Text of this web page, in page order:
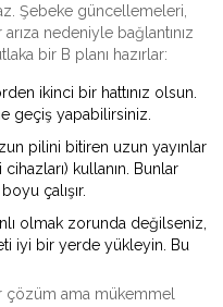
Şebeke güncellemeleri,
nedeniyle bağlantınız
bir B planı hazırlar:
ikinci bir hattınız olsun.
geçiş yapabilirsiniz.
pilini bitiren uzun yayınlar
kullanın. Bunlar
çalışır.
olmak zorunda değilseniz,
iyi bir yerde yükleyin. Bu
çözüm ama mükemmel